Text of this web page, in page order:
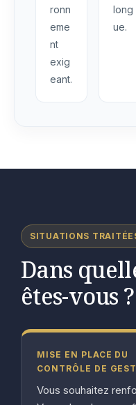
ronn
eme
nt
exig
eant.
long
ue.
SITUATIONS
Dans
êtes-vous ?
MISE EN PLACE DU
CONTRÔLE DE
Vous souhaitez